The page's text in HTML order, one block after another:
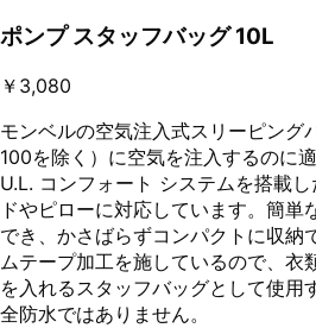
ポンプ スタッフバッグ 10L
￥3,080
モンベルの空気注入式スリーピング
100を除く）に空気を注入するのに
U.L. コンフォート システムを搭載
ドやピローに対応しています。簡単
でき、かさばらずコンパクトに収納
ムテープ加工を施しているので、衣
を入れるスタッフバッグとして使用
全防水ではありません。